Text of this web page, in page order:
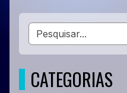
CATEGORIAS